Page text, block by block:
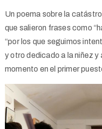
Un poema sobre la
que salieron frases como
“por los que seguimos
y otro dedicado a la niñez y
momento en el primer